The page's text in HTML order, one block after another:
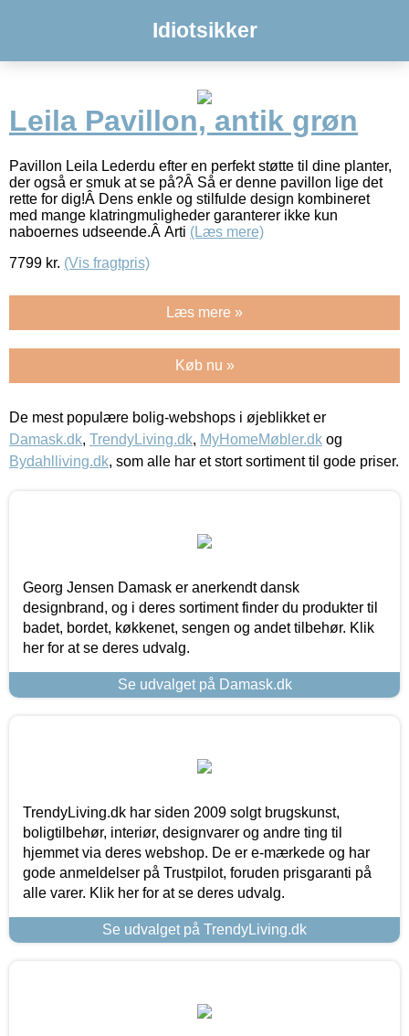
Idiotsikker
Leila Pavillon, antik grøn
Pavillon Leila Lederdu efter en perfekt støtte til dine planter,
der også er smuk at se på?Â Så er denne pavillon lige det
rette for dig!Â Dens enkle og stilfulde design kombineret
med mange klatringmuligheder garanterer ikke kun
naboernes udseende.Â Arti (Læs mere)
7799 kr. (Vis fragtpris)
Læs mere »
Køb nu »
De mest populære bolig-webshops i øjeblikket er
Damask.dk, TrendyLiving.dk, MyHomeMøbler.dk og
Bydahlliving.dk, som alle har et stort sortiment til gode priser.
Georg Jensen Damask er anerkendt dansk
designbrand, og i deres sortiment finder du produkter til
badet, bordet, køkkenet, sengen og andet tilbehør. Klik
her for at se deres udvalg.
Se udvalget på Damask.dk
TrendyLiving.dk har siden 2009 solgt brugskunst,
boligtilbehør, interiør, designvarer og andre ting til
hjemmet via deres webshop. De er e-mærkede og har
gode anmeldelser på Trustpilot, foruden prisgaranti på
alle varer. Klik her for at se deres udvalg.
Se udvalget på TrendyLiving.dk